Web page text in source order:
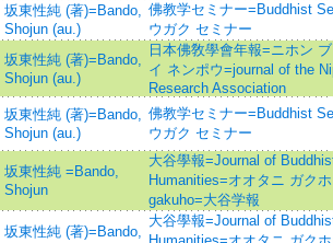
坂東性純 (著)=Bando,
Shojun (au.)
佛教学セミナー=Buddhist
ウガク セミナー
坂東性純 (著)=Bando,
Shojun (au.)
日本佛敎學會年報=ニホン
イ ネンポウ=journal of the
Research Association
坂東性純 (著)=Bando,
Shojun (au.)
佛教学セミナー=Buddhist
ウガク セミナー
坂東性純 =Bando,
Shojun
大谷學報=Journal of
Humanities=オオタニ ガク
gakuho=大谷学報
坂東性純 (著)=Bando,
大谷學報=Journal of